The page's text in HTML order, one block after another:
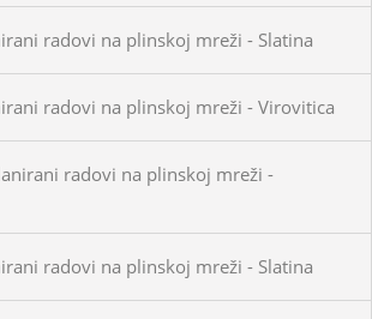
radovi na plinskoj mreži - Slatina
radovi na plinskoj mreži - Virovitica
radovi na plinskoj mreži -
radovi na plinskoj mreži - Slatina